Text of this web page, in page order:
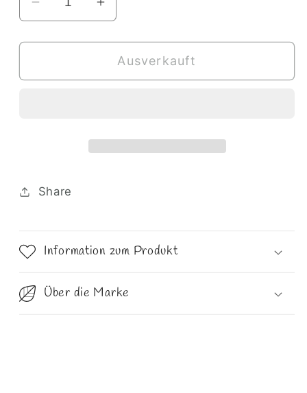
Verringere
die
Menge
Pendulum
Erhöhe
die
Menge
Pendulum
Ausverkauft
Share
Information zum Produkt
Über die Marke